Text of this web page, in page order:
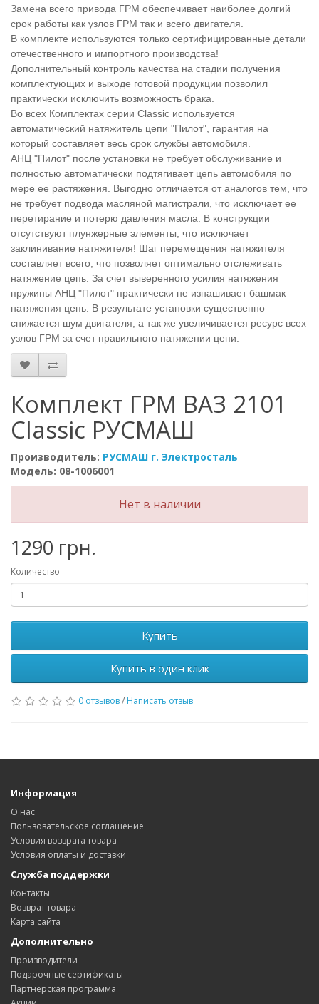
Замена всего привода ГРМ обеспечивает наиболее долгий
срок работы как узлов ГРМ так и всего двигателя.
В комплекте используются только сертифицированные детали
отечественного и импортного производства!
Дополнительный контроль качества на стадии получения
комплектующих и выходе готовой продукции позволил
практически исключить возможность брака.
Во всех Комплектах серии Classic используется
автоматический натяжитель цепи "Пилот", гарантия на
который составляет весь срок службы автомобиля.
АНЦ "Пилот" после установки не требует обслуживание и
полностью автоматически подтягивает цепь автомобиля по
мере ее растяжения. Выгодно отличается от аналогов тем, что
не требует подвода масляной магистрали, что исключает ее
перетирание и потерю давления масла. В конструкции
отсутствуют плунжерные элементы, что исключает
заклинивание натяжителя! Шаг перемещения натяжителя
составляет всего, что позволяет оптимально отслеживать
натяжение цепь. За счет выверенного усилия натяжения
пружины АНЦ "Пилот" практически не изнашивает башмак
натяжения цепь. В результате установки существенно
снижается шум двигателя, а так же увеличивается ресурс всех
узлов ГРМ за счет правильного натяжении цепи.
Комплект ГРМ ВАЗ 2101
Classic РУСМАШ
Производитель: РУСМАШ г. Электросталь
Модель: 08-1006001
Нет в наличии
1290 грн.
Количество
Купить
Купить в один клик
0 отзывов/ Написать отзыв
Информация
О нас
Пользовательское соглашение
Условия возврата товара
Условия оплаты и доставки
Служба поддержки
Контакты
Возврат товара
Карта сайта
Дополнительно
Производители
Подарочные сертификаты
Партнерская программа